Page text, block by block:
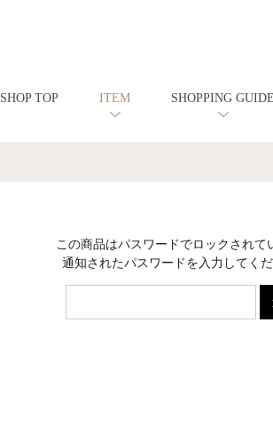
SHOP TOP ITEM SHOPPING GUIDE
この商品はパスワードでロックされて
通知されたパスワードを入力してくだ